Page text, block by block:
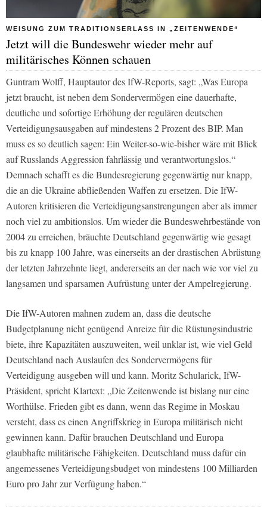
WEISUNG ZUM TRADITIONSERLASS IN „ZEITENWENDE“
Jetzt will die Bundeswehr wieder mehr auf
militärisches Können schauen
Guntram Wolff, Hauptautor des IfW-Reports, sagt: „Was Europa
jetzt braucht, ist neben dem Sondervermögen eine dauerhafte,
deutliche und sofortige Erhöhung der regulären deutschen
Verteidigungsausgaben auf mindestens 2 Prozent des BIP. Man
muss es so deutlich sagen: Ein Weiter-so-wie-bisher wäre mit Blick
auf Russlands Aggression fahrlässig und verantwortungslos.“
Demnach schafft es die Bundesregierung gegenwärtig nur knapp,
die an die Ukraine abfließenden Waffen zu ersetzen. Die IfW-
Autoren kritisieren die Verteidigungsanstrengungen aber als immer
noch viel zu ambitionslos. Um wieder die Bundeswehrbestände von
2004 zu erreichen, bräuchte Deutschland gegenwärtig wie gesagt
bis zu knapp 100 Jahre, was einerseits an der drastischen Abrüstung
der letzten Jahrzehnte liegt, andererseits an der nach wie vor viel zu
langsamen und sparsamen Aufrüstung unter der Ampelregierung.
Die IfW-Autoren mahnen zudem an, dass die deutsche
Budgetplanung nicht genügend Anreize für die Rüstungsindustrie
biete, ihre Kapazitäten auszuweiten, weil unklar ist, wie viel Geld
Deutschland nach Auslaufen des Sondervermögens für
Verteidigung ausgeben will und kann. Moritz Schularick, IfW-
Präsident, spricht Klartext: „Die Zeitenwende ist bislang nur eine
Worthülse. Frieden gibt es dann, wenn das Regime in Moskau
versteht, dass es einen Angriffskrieg in Europa militärisch nicht
gewinnen kann. Dafür brauchen Deutschland und Europa
glaubhafte militärische Fähigkeiten. Deutschland muss dafür ein
angemessenes Verteidigungsbudget von mindestens 100 Milliarden
Euro pro Jahr zur Verfügung haben.“